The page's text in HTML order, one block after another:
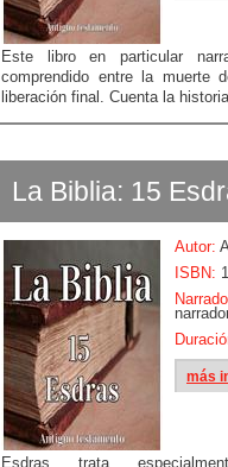
Este libro en particular
comprendido entre la muerte
liberación final. Cuenta la
La Biblia: 15
Autor:
ISBN:
más
Esdras trata